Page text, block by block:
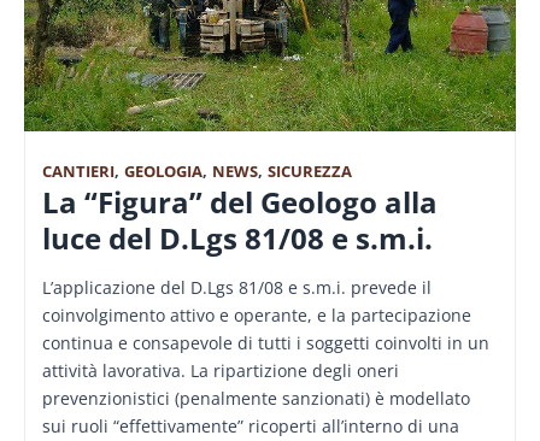
CANTIERI, GEOLOGIA, NEWS, SICUREZZA
La “Figura” del Geologo alla
luce del D.Lgs 81/08 e s.m.i.
L’applicazione del D.Lgs 81/08 e s.m.i. prevede il
coinvolgimento attivo e operante, e la partecipazione
continua e consapevole di tutti i soggetti coinvolti in un
attività lavorativa. La ripartizione degli oneri
prevenzionistici (penalmente sanzionati) è modellato
sui ruoli “effettivamente” ricoperti all’interno di una